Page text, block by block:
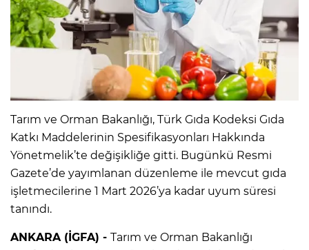
Tarım ve Orman Bakanlığı, Türk Gıda Kodeksi Gıda
Katkı Maddelerinin Spesifikasyonları Hakkında
Yönetmelik’te değişikliğe gitti. Bugünkü Resmi
Gazete’de yayımlanan düzenleme ile mevcut gıda
işletmecilerine 1 Mart 2026’ya kadar uyum süresi
tanındı.
ANKARA (İGFA) - Tarım ve Orman Bakanlığı